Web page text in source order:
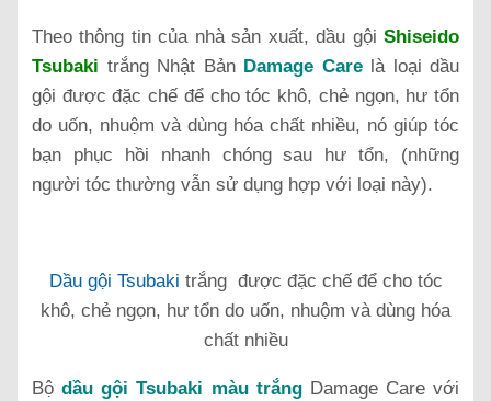
Theo thông tin của nhà sản xuất, dầu gội Shiseido
Tsubaki trắng Nhật Bản Damage Carelà loại dầu
gội được đặc chế để cho tóc khô, chẻ ngọn, hư tổn
do uốn, nhuộm và dùng hóa chất nhiều, nó giúp tóc
bạn phục hồi nhanh chóng sau hư tổn, (những
người tóc thường vẫn sử dụng hợp với loại này).
Dầu gội Tsubaki trắng được đặc chế để cho tóc
khô, chẻ ngọn, hư tổn do uốn, nhuộm và dùng hóa
chất nhiều
Bộdầu gội Tsubaki màu trắngDamage Care với